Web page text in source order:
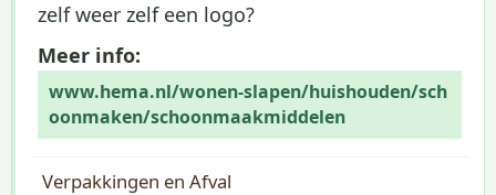
zelf weer zelf een logo?
Meer info:
www.hema.nl/wonen-slapen/huishouden/sch
oonmaken/schoonmaakmiddelen
Verpakkingen en Afval